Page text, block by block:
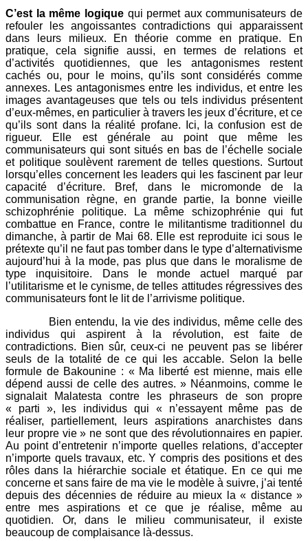
C’est la même logique qui permet aux communisateurs de
refouler les angoissantes contradictions qui apparaissent
dans leurs milieux. En théorie comme en pratique. En
pratique, cela signifie aussi, en termes de relations et
d’activités quotidiennes, que les antagonismes restent
cachés ou, pour le moins, qu’ils sont considérés comme
annexes. Les antagonismes entre les individus, et entre les
images avantageuses que tels ou tels individus présentent
d’eux-mêmes, en particulier à travers les jeux d’écriture, et ce
qu’ils sont dans la réalité profane. Ici, la confusion est de
rigueur. Elle est générale au point que même les
communisateurs qui sont situés en bas de l’échelle sociale
et politique soulèvent rarement de telles questions. Surtout
lorsqu’elles concernent les leaders qui les fascinent par leur
capacité d’écriture. Bref, dans le micromonde de la
communisation règne, en grande partie, la bonne vieille
schizophrénie politique. La même schizophrénie qui fut
combattue en France, contre le militantisme traditionnel du
dimanche, à partir de Mai 68. Elle est reproduite ici sous le
prétexte qu’il ne faut pas tomber dans le type d’alternativisme
aujourd’hui à la mode, pas plus que dans le moralisme de
type inquisitoire. Dans le monde actuel marqué par
l’utilitarisme et le cynisme, de telles attitudes régressives des
communisateurs font le lit de l’arrivisme politique.
Bien entendu, la vie des individus, même celle des
individus qui aspirent à la révolution, est faite de
contradictions. Bien sûr, ceux-ci ne peuvent pas se libérer
seuls de la totalité de ce qui les accable. Selon la belle
formule de Bakounine : « Ma liberté est mienne, mais elle
dépend aussi de celle des autres. » Néanmoins, comme le
signalait Malatesta contre les phraseurs de son propre
« parti », les individus qui « n’essayent même pas de
réaliser, partiellement, leurs aspirations anarchistes dans
leur propre vie » ne sont que des révolutionnaires en papier.
Au point d’entretenir n’importe quelles relations, d’accepter
n’importe quels travaux, etc. Y compris des positions et des
rôles dans la hiérarchie sociale et étatique. En ce qui me
concerne et sans faire de ma vie le modèle à suivre, j’ai tenté
depuis des décennies de réduire au mieux la « distance »
entre mes aspirations et ce que je réalise, même au
quotidien. Or, dans le milieu communisateur, il existe
beaucoup de complaisance là-dessus.